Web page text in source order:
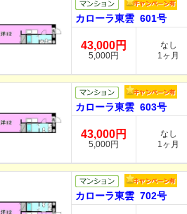
カローラ東雲 601号
43,000円
5,000円
なし
1ヶ月
カローラ東雲 603号
43,000円
5,000円
なし
1ヶ月
カローラ東雲 702号